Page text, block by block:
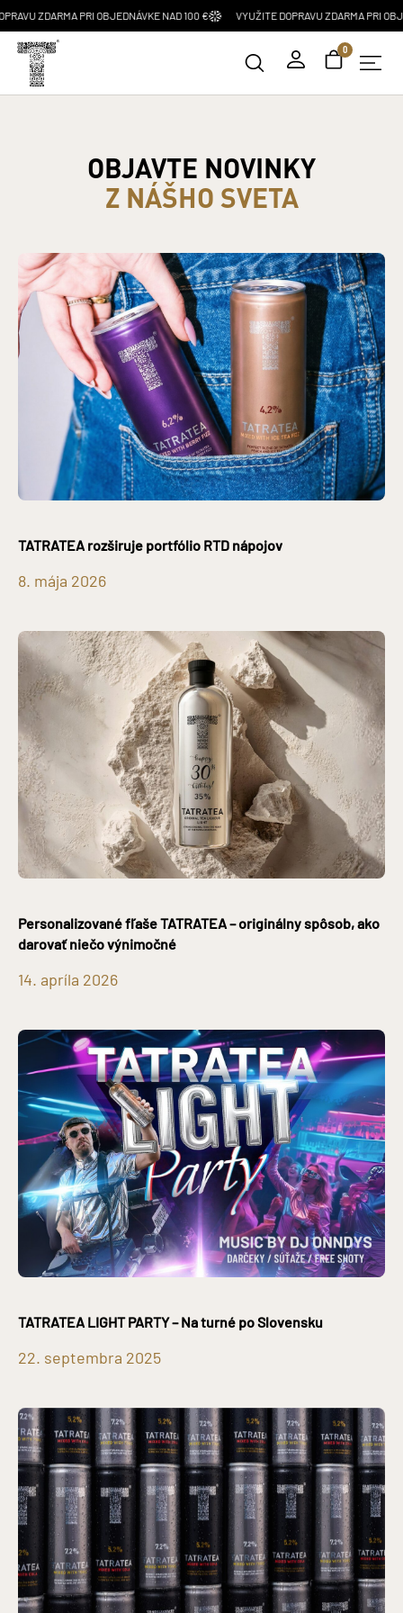
PRI OBJEDNÁVKE NAD 100 € VYUŽITE DOPRAVU ZDARMA PRI
0
OBJAVTE NOVINKY
Z NÁŠHO SVETA
TATRATEA rozširuje portfólio RTD nápojov
8. mája 2026
Personalizované fľaše TATRATEA – originálny spôsob, ako
darovať niečo výnimočné
14. apríla 2026
TATRATEA LIGHT PARTY – Na turné po Slovensku
22. septembra 2025